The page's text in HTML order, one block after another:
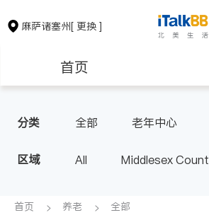
麻萨诸塞州[ 更换 ]
首页
保险理财 房
银行贷款
分类 全部 老年中心
区域 All
Middlesex
Norfolk County - Quincy
首页 养老 全部